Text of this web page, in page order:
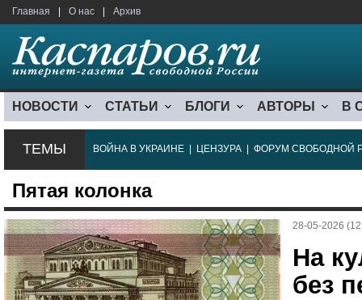
Главная О нас Архив
НОВОСТИ СТАТЬИ БЛОГИ АВТОРЫ В
ТЕМЫ ВОЙНА В УКРАИНЕ ЦЕНЗУРА ФОРУМ СВОБОДНОЙ
Пятая колонка
28-05-2026
На
без